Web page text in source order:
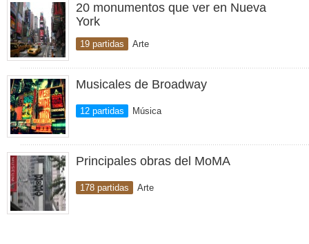
20 monumentos que ver en Nueva
York
19 partidas Arte
Musicales de Broadway
12 partidas Música
Principales obras del MoMA
178 partidas Arte